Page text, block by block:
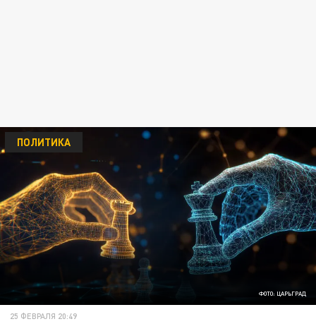
ФОТО: ЦАРЬГРАД
ПОЛИТИКА
25 ФЕВРАЛЯ 20:49